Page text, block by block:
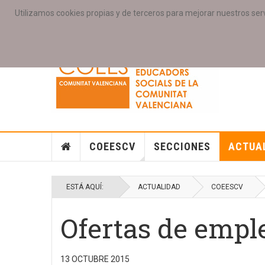
Utilizamos cookies propias y de terceros para mejorar nuestros
PORTADA ACCESO COLEGIAD@S GALERIAS
COEESCV SECCIONES
ESTÁ AQUÍ: ACTUALIDAD COEESCV
Ofertas de
13 OCTUBRE 2015